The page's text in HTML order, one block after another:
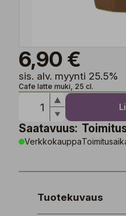
6,90 €
sis. alv. myynti 25.5%
Cafe latte muki, 25 cl.
Saatavuus:
Verkkokauppa
Tuotekuvaus